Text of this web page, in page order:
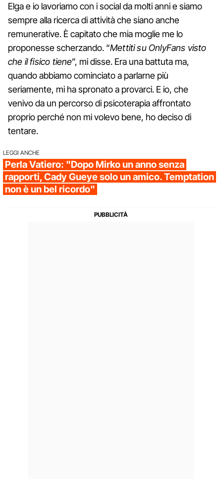
Elga e io lavoriamo con i social da molti anni e siamo
sempre alla ricerca di attività che siano anche
remunerative. È capitato che mia moglie me lo
proponesse scherzando. “Mettiti su OnlyFans visto
che il fisico tiene”, mi disse. Era una battuta ma,
quando abbiamo cominciato a parlarne più
seriamente, mi ha spronato a provarci. E io, che
venivo da un percorso di psicoterapia affrontato
proprio perché non mi volevo bene, ho deciso di
tentare.
LEGGI ANCHE
Perla Vatiero: "Dopo Mirko un anno senza
rapporti, Cady Gueye solo un amico. Temptation
non è un bel ricordo"